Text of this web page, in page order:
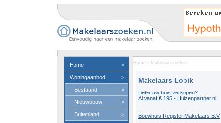
Home >
Woningaanbod >
Bestaand >
Nieuwbouw >
Buitenland >
Home > Makelaarszoeken
Makelaars Lopik
Beter uw huis verkopen?
Al vanaf € 195 - Huizenpartner.nl
Bouwhuis Register Makelaars B.V